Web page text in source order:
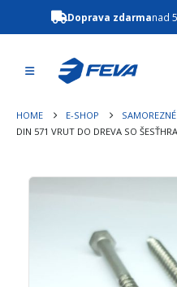
Doprava zdarmanad
HOME E-SHOP
DIN 571 VRUT DO DREVA SO